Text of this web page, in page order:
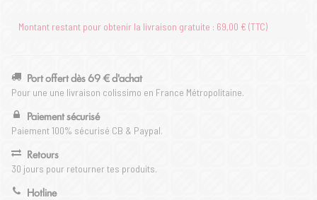
Montant restant pour obtenir la livraison gratuite : 69,00 € (TTC)
Port offert dès 69 € d'achat
Pour une une livraison colissimo en France Métropolitaine.
Paiement sécurisé
Paiement 100% sécurisé CB & Paypal.
Retours
30 jours pour retourner tes produits.
Hotline